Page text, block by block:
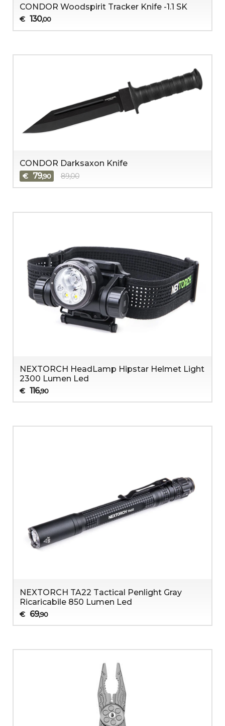
CONDOR Woodspirit Tracker Knife -1.1 SK
€ 130,00
CONDOR Darksaxon Knife
€ 79,90 89,00
NEXTORCH HeadLamp Hipstar Helmet Light
2300 Lumen Led
€ 116,90
NEXTORCH TA22 Tactical Penlight Gray
Ricaricabile 850 Lumen Led
€ 69,90